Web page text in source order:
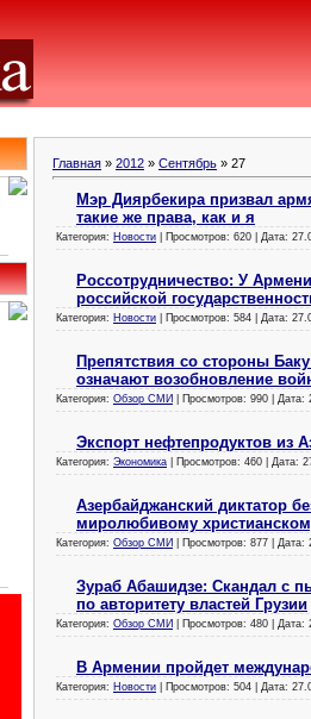
Главная » 2012 » Сентябрь » 27
Мэр Диярбекира призвал
такие же права, как и я
Категория: Новости | Просмотров: 620 | Дата:
Россотрудничество: У
российской
Категория: Новости | Просмотров: 584 | Дата:
Препятствия со стороны
означают возобновление
Категория: Обзор СМИ | Просмотров: 990 | Дата:
Экспорт нефтепродуктов из
Категория: Экономика | Просмотров: 460 | Дата:
Азербайджанский диктатор
миролюбивому
Категория: Обзор СМИ | Просмотров: 877 | Дата:
Зураб Абашидзе: Скандал с
по авторитету властей Грузии
Категория: Обзор СМИ | Просмотров: 480 | Дата:
В Армении пройдет
Категория: Новости | Просмотров: 504 | Дата: